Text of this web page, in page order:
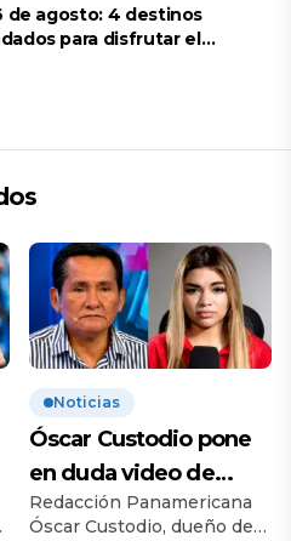
de agosto: 4 destinos
para disfrutar el
Noticias
Óscar Custodio pone
en duda video de
Naldy Saldaña: “Hay
Redacción Panamericana
Óscar Custodio, dueño de